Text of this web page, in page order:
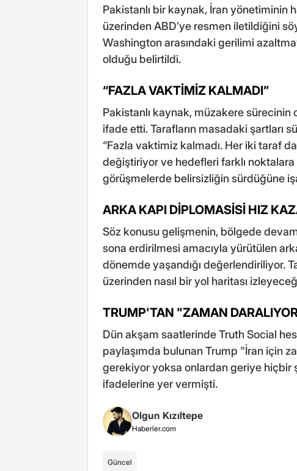
Pakistanlı bir kaynak, İran yönetiminin
üzerinden ABD’ye resmen iletildiğini
Washington arasındaki gerilimi
olduğu belirtildi.
“FAZLA VAKTİMİZ KALMADI”
Pakistanlı kaynak, müzakere
ifade etti. Tarafların masadaki şartları
“Fazla vaktimiz kalmadı. Her iki taraf
değiştiriyor ve hedefleri farklı
görüşmelerde belirsizliğin sürdüğüne
ARKA KAPI DİPLOMASİSİ HIZ
Söz konusu gelişmenin, bölgede
sona erdirilmesi amacıyla yürütülen
dönemde yaşandığı değerlendiriliyor.
üzerinden nasıl bir yol haritası
TRUMP'TAN "ZAMAN
Dün akşam saatlerinde Truth Social
paylaşımda bulunan Trump "İran için
gerekiyor yoksa onlardan geriye
ifadelerine yer vermişti.
Olgun Kızıltepe
Haberler.com
Güncel